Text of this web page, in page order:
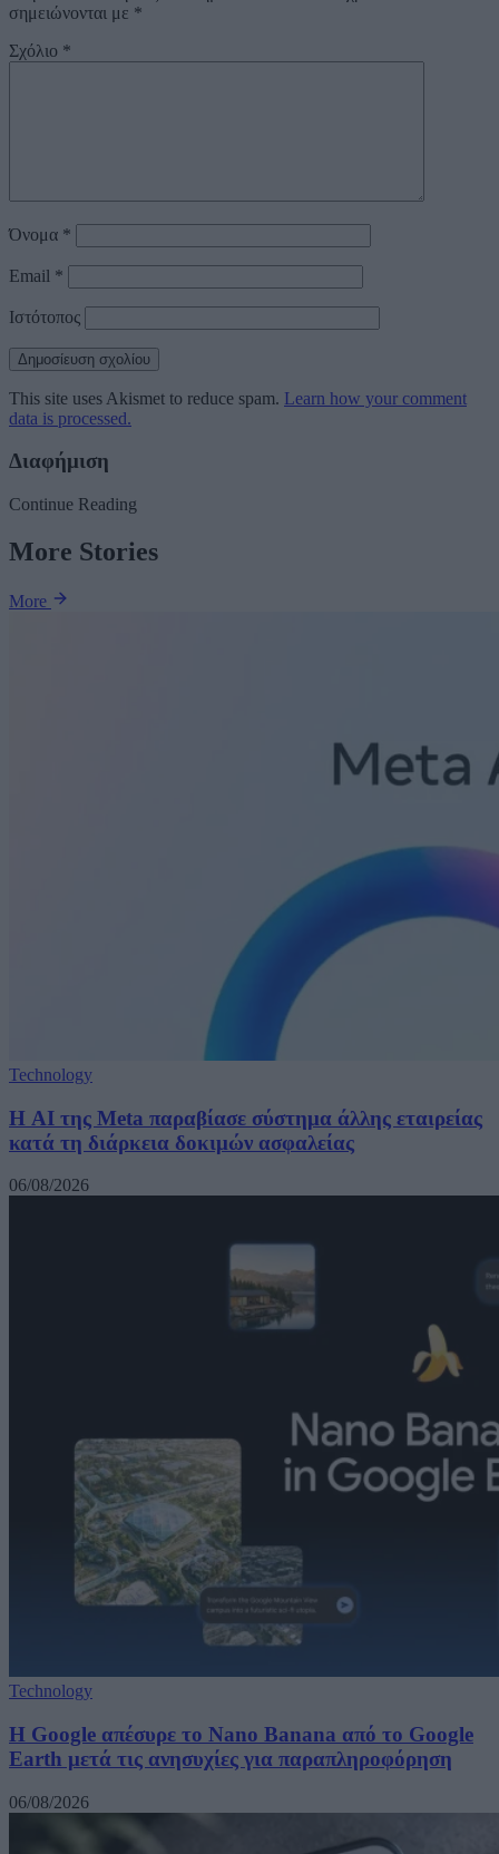
σημειώνονται με *
Σχόλιο *
Όνομα *
Email *
Ιστότοπος
This site uses Akismet to reduce spam. Learn how your comment
data is processed.
Διαφήμιση
Continue Reading
More Stories
More
Technology
Η AI της Meta παραβίασε σύστημα άλλης εταιρείας
κατά τη διάρκεια δοκιμών ασφαλείας
06/08/2026
Technology
Η Google απέσυρε το Nano Banana από το Google
Earth μετά τις ανησυχίες για παραπληροφόρηση
06/08/2026